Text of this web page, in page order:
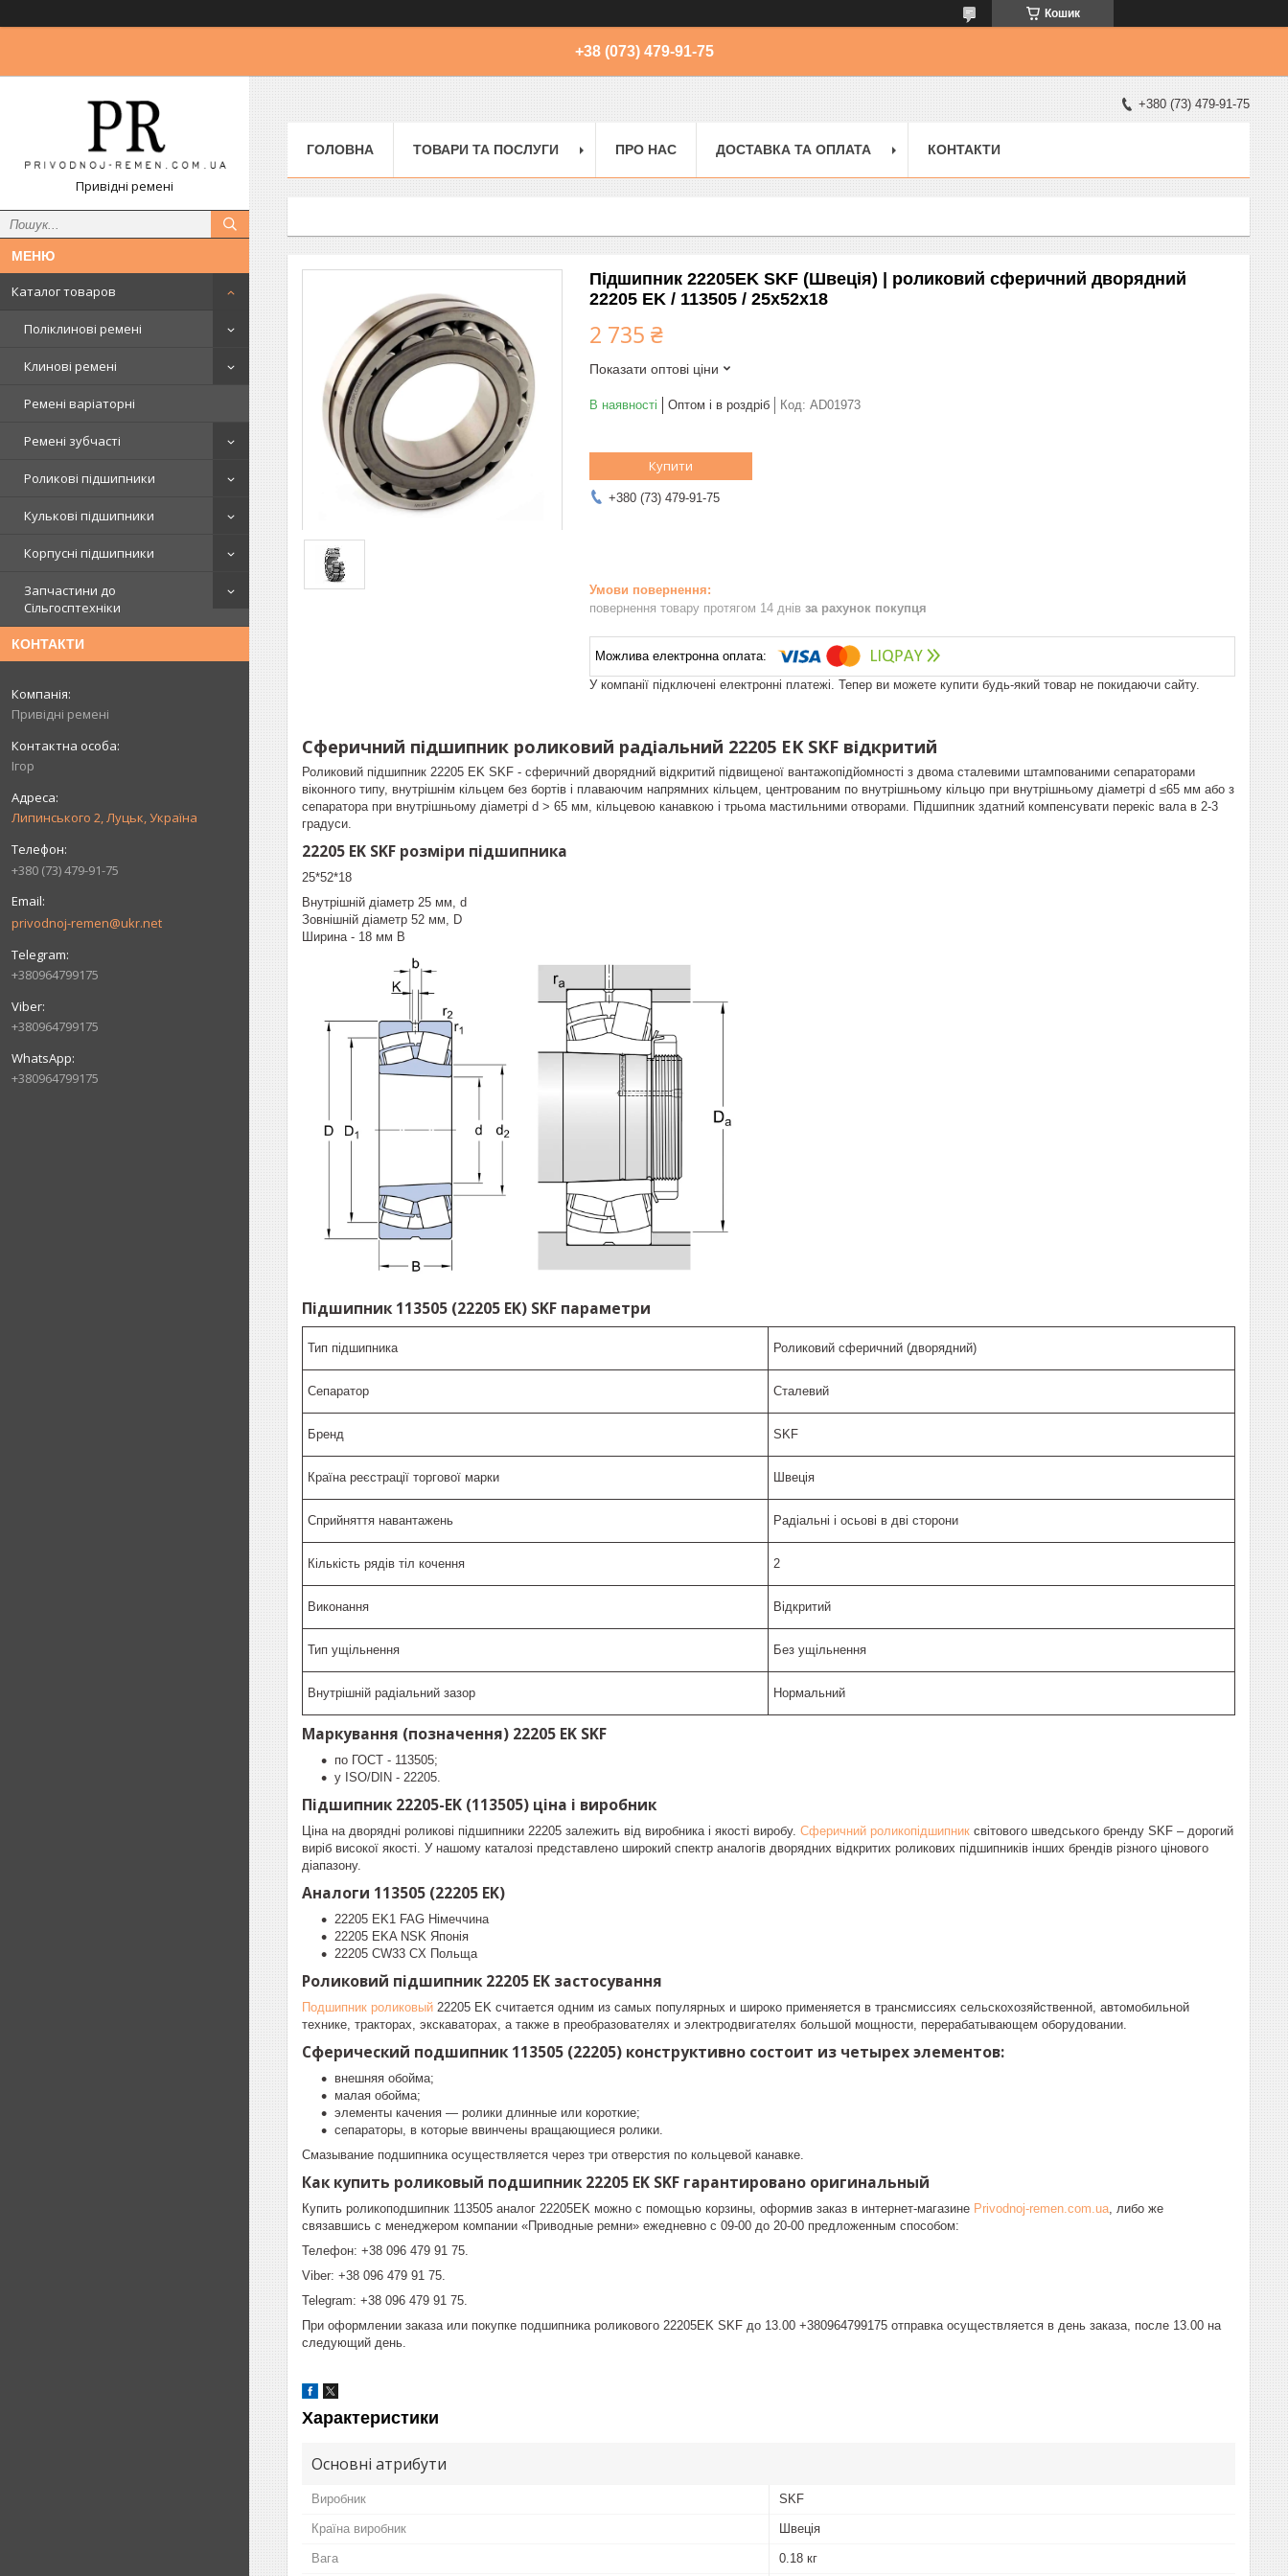
Кошик
+38 (073) 479-91-75
Привідні ремені
Каталог товаров
Поліклинові ремені
Клинові ремені
Ремені варіаторні
Ремені зубчасті
Роликові підшипники
Кулькові підшипники
Корпусні підшипники
Запчастини до
Сільгосптехніки
КОНТАКТИ
Привідні ремені
Ігор
Липинського 2, Луцьк, Україна
+380 (73) 479-91-75
privodnoj-remen@ukr.net
+380964799175
+380964799175
+380964799175
+380 (73) 479-91-75
ГОЛОВНА ТОВАРИ ТА ПОСЛУГИ ПРО НАС ДОСТАВКА ТА ОПЛАТА КОНТАКТИ
Підшипник 22205EK SKF (Швеція) | роликовий сферичний дворядний
22205 EK / 113505 / 25х52х18
2 735 ₴
Показати оптові ціни
В наявності Оптом і в роздріб Код: AD01973
Купити
+380 (73) 479-91-75
повернення товару протягом 14 днів за рахунок покупця
У компанії підключені електронні платежі. Тепер ви можете купити будь-який товар не покидаючи сайту.
Сферичний підшипник роликовий радіальний 22205 EK SKF відкритий
Роликовий підшипник 22205 EK SKF - сферичний дворядний відкритий підвищеної вантажопідйомності з двома сталевими штампованими сепараторами
віконного типу, внутрішнім кільцем без бортів і плаваючим напрямних кільцем, центрованим по внутрішньому кільцю при внутрішньому діаметрі d ≤65 мм або з
сепаратора при внутрішньому діаметрі d > 65 мм, кільцевою канавкою і трьома мастильними отворами. Підшипник здатний компенсувати перекіс вала в 2-3
градуси.
22205 EK SKF розміри підшипника
25*52*18
Внутрішній діаметр 25 мм, d
Зовнішній діаметр 52 мм, D
Ширина - 18 мм B
Підшипник 113505 (22205 EK) SKF параметри
Тип підшипника Роликовий сферичний (дворядний)
Сепаратор Сталевий
Бренд SKF
Країна реєстрації торгової марки Швеція
Сприйняття навантажень Радіальні і осьові в дві сторони
Кількість рядів тіл кочення 2
Виконання Відкритий
Тип ущільнення Без ущільнення
Внутрішній радіальний зазор Нормальний
Маркування (позначення) 22205 EK SKF
по ГОСТ - 113505;
у ISO/DIN - 22205.
Підшипник 22205-EK (113505) ціна і виробник
Ціна на дворядні роликові підшипники 22205 залежить від виробника і якості виробу. Сферичний роликопідшипник світового шведського бренду SKF – дорогий
виріб високої якості. У нашому каталозі представлено широкий спектр аналогів дворядних відкритих роликових підшипників інших брендів різного цінового
діапазону.
Аналоги 113505 (22205 EK)
22205 EK1 FAG Німеччина
22205 EKA NSK Японія
22205 CW33 CX Польща
Роликовий підшипник 22205 EK застосування
Подшипник роликовый 22205 EK считается одним из самых популярных и широко применяется в трансмиссиях сельскохозяйственной, автомобильной
технике, тракторах, экскаваторах, а также в преобразователях и электродвигателях большой мощности, перерабатывающем оборудовании.
Сферический подшипник 113505 (22205) конструктивно состоит из четырех элементов:
внешняя обойма;
малая обойма;
элементы качения — ролики длинные или короткие;
сепараторы, в которые ввинчены вращающиеся ролики.
Смазывание подшипника осуществляется через три отверстия по кольцевой канавке.
Как купить роликовый подшипник 22205 EK SKF гарантировано оригинальный
Купить роликоподшипник 113505 аналог 22205EK можно с помощью корзины, оформив заказ в интернет-магазине Privodnoj-remen.com.ua , либо же
связавшись с менеджером компании «Приводные ремни» ежедневно с 09-00 до 20-00 предложенным способом:
Телефон: +38 096 479 91 75.
Viber: +38 096 479 91 75.
Telegram: +38 096 479 91 75.
При оформлении заказа или покупке подшипника роликового 22205EK SKF до 13.00 +380964799175 отправка осуществляется в день заказа, после 13.00 на
следующий день.
Характеристики
Основні атрибути
Виробник SKF
Країна виробник Швеція
Вага 0.18 кг